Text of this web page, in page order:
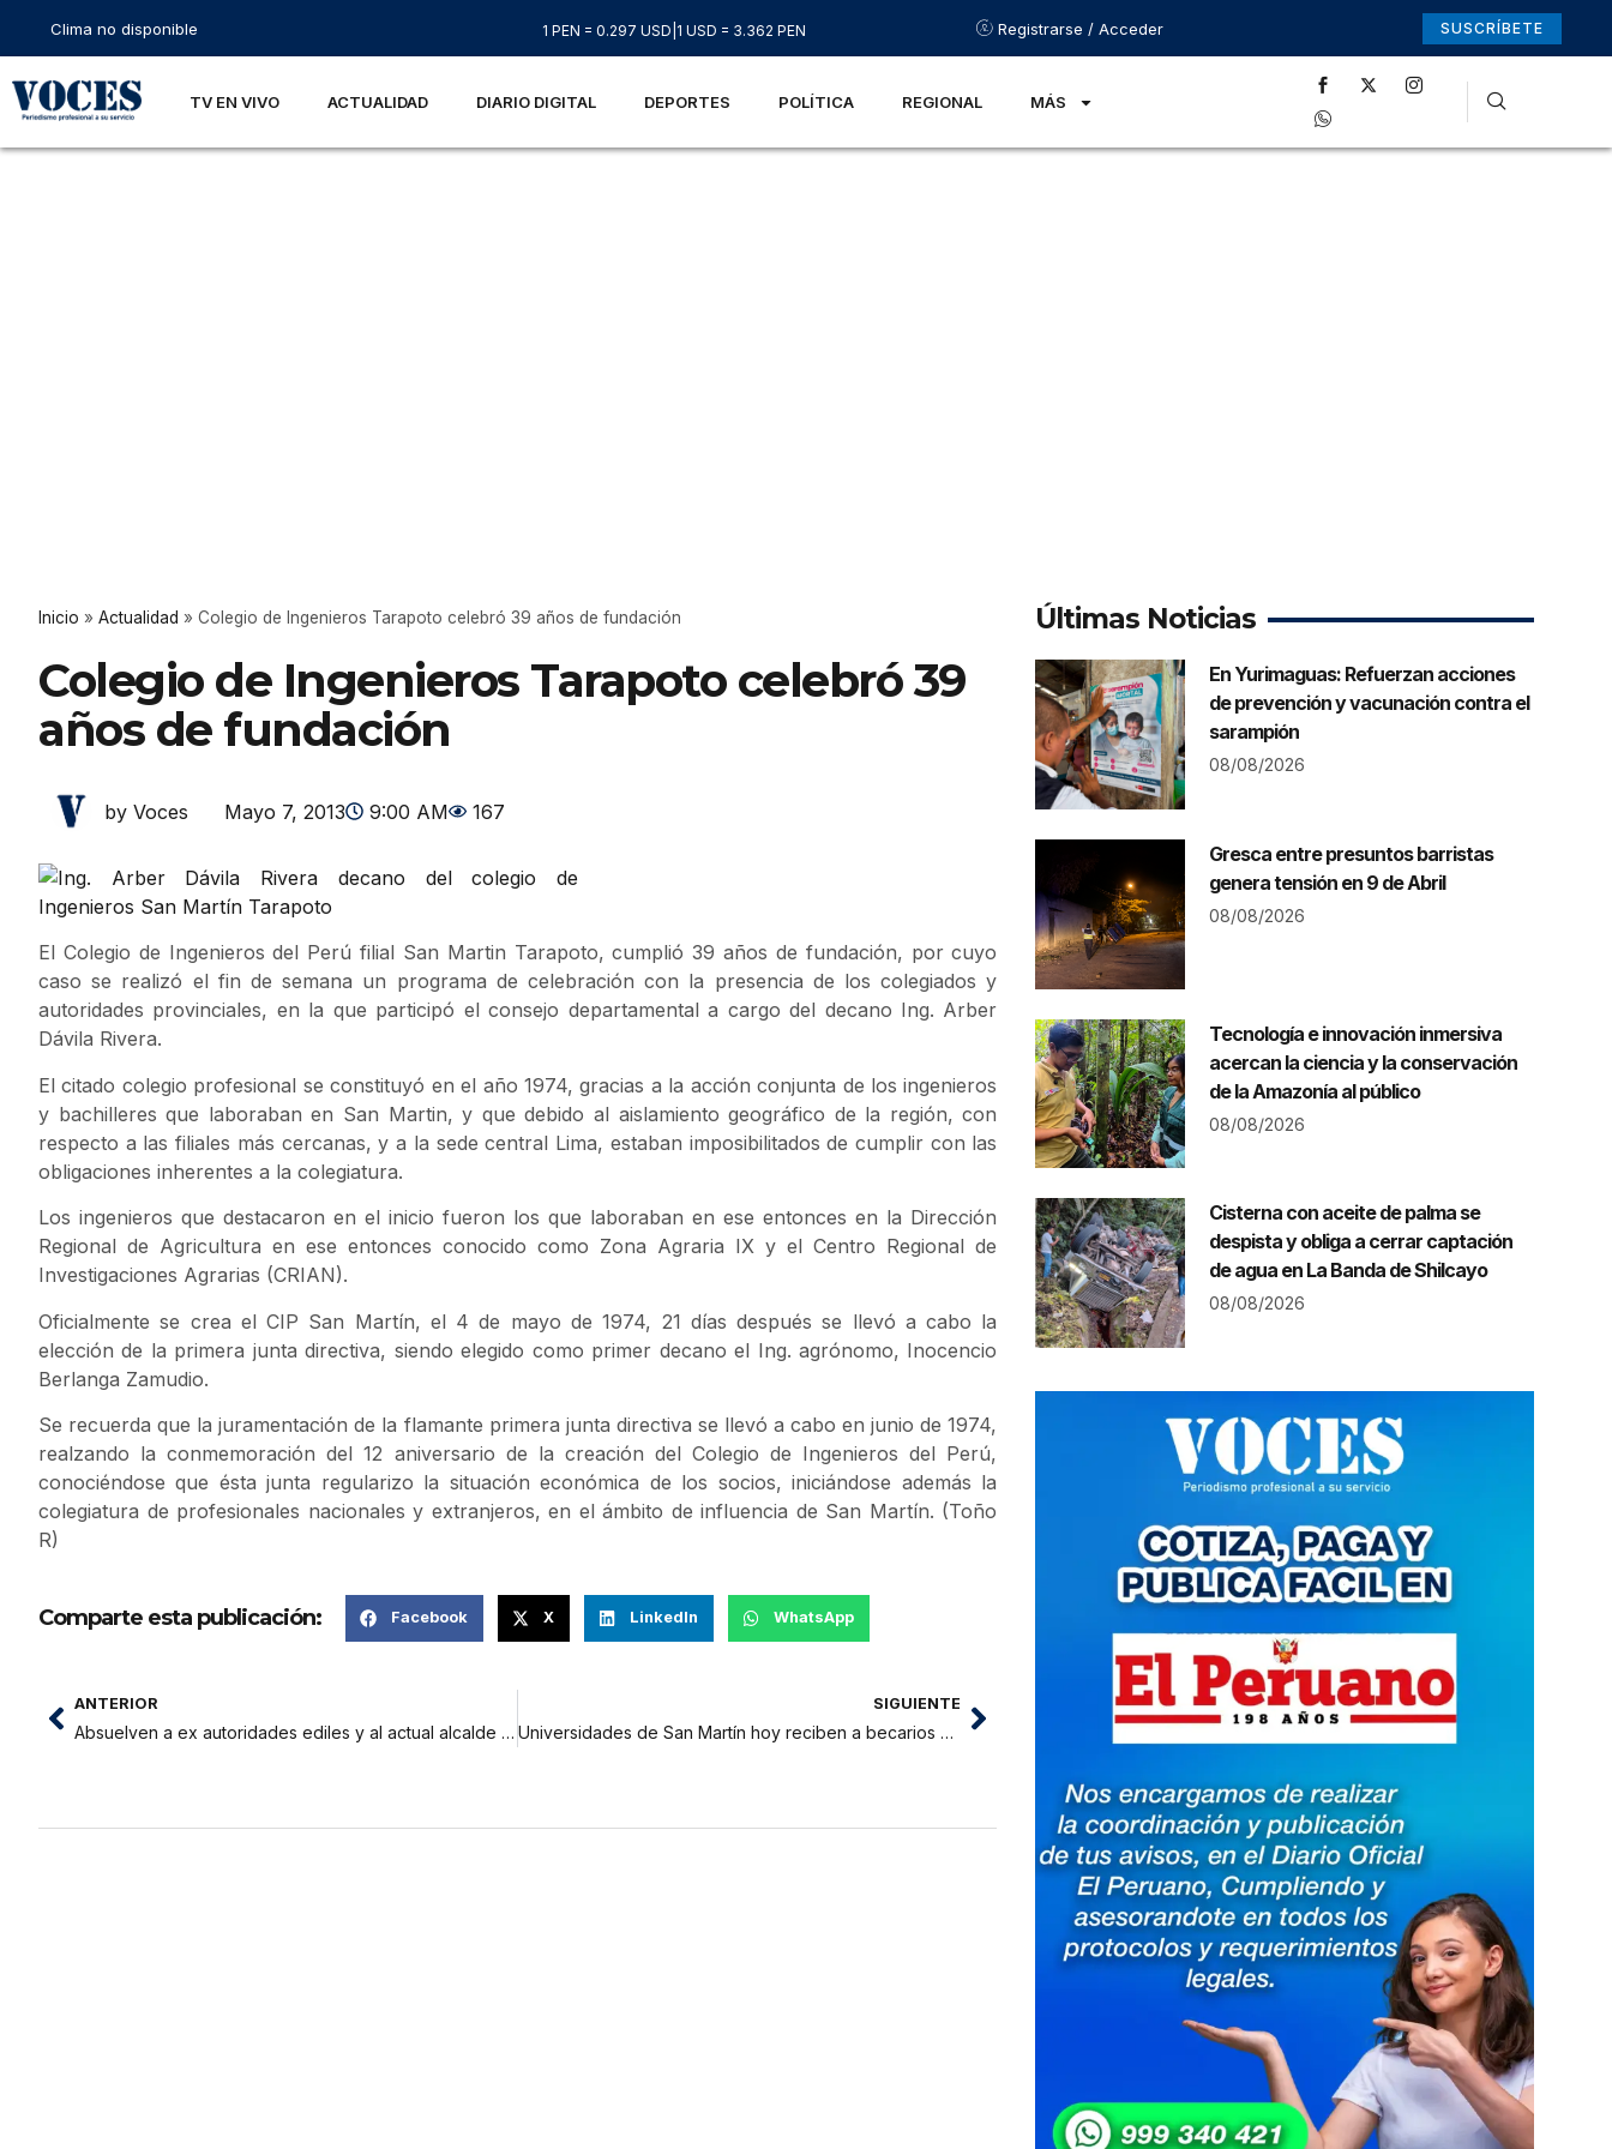
Clima no disponible 1 PEN = 0.297 USD 1 USD = 3.362 PEN Registrarse / Acceder SUSCRÍBETE
TV EN VIVO ACTUALIDAD DIARIO DIGITAL DEPORTES POLÍTICA REGIONAL MÁS
Inicio » Actualidad » Colegio de Ingenieros Tarapoto celebró 39 años de fundación
Colegio de Ingenieros Tarapoto celebró 39
años de fundación
by Voces Mayo 7, 2013 9:00 AM 167
El Colegio de Ingenieros del Perú filial San Martin Tarapoto, cumplió 39 años de fundación, por cuyo
caso se realizó el fin de semana un programa de celebración con la presencia de los colegiados y
autoridades provinciales, en la que participó el consejo departamental a cargo del decano Ing. Arber
Dávila Rivera.
El citado colegio profesional se constituyó en el año 1974, gracias a la acción conjunta de los ingenieros
y bachilleres que laboraban en San Martin, y que debido al aislamiento geográfico de la región, con
respecto a las filiales más cercanas, y a la sede central Lima, estaban imposibilitados de cumplir con las
obligaciones inherentes a la colegiatura.
Los ingenieros que destacaron en el inicio fueron los que laboraban en ese entonces en la Dirección
Regional de Agricultura en ese entonces conocido como Zona Agraria IX y el Centro Regional de
Investigaciones Agrarias (CRIAN).
Oficialmente se crea el CIP San Martín, el 4 de mayo de 1974, 21 días después se llevó a cabo la
elección de la primera junta directiva, siendo elegido como primer decano el Ing. agrónomo, Inocencio
Berlanga Zamudio.
Se recuerda que la juramentación de la flamante primera junta directiva se llevó a cabo en junio de 1974,
realzando la conmemoración del 12 aniversario de la creación del Colegio de Ingenieros del Perú,
conociéndose que ésta junta regularizo la situación económica de los socios, iniciándose además la
colegiatura de profesionales nacionales y extranjeros, en el ámbito de influencia de San Martín. (Toño
R)
Comparte esta publicación: Facebook X LinkedIn WhatsApp
ANTERIOR
Absuelven a ex autoridades ediles y al actual alcalde de Juan Guerra, por delito de colusión
SIGUIENTE
Universidades de San Martín hoy reciben a becarios 2013
Últimas Noticias
En Yurimaguas: Refuerzan acciones
de prevención y vacunación contra el
sarampión
08/08/2026
Gresca entre presuntos barristas
genera tensión en 9 de Abril
08/08/2026
Tecnología e innovación inmersiva
acercan la ciencia y la conservación
de la Amazonía al público
08/08/2026
Cisterna con aceite de palma se
despista y obliga a cerrar captación
de agua en La Banda de Shilcayo
08/08/2026